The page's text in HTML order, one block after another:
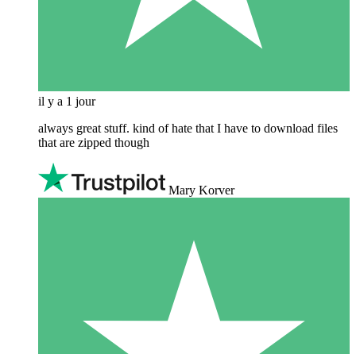
il y a 1 jour
always great stuff. kind of hate that I have to download files
that are zipped though
Mary Korver